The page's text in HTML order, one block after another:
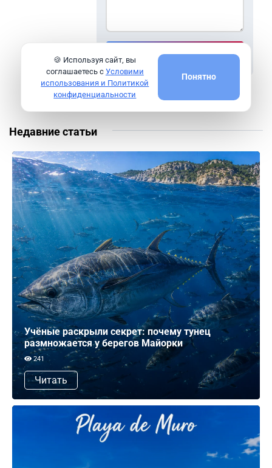
Войти для комментария
Недавние статьи
Учёные раскрыли секрет: почему тунец
размножается у берегов Майорки
241
Читать
🍪 Используя сайт, вы
соглашаетесь с Условими
использования и Политикой
конфиденциальности
Понятно